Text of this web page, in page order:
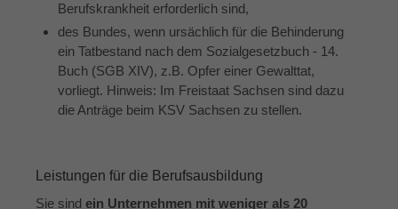
Berufskrankheit erforderlich sind,
des Bundes, wenn ursächlich für die Behinderung
ein Tatbestand nach dem Sozialgesetzbuch - 14.
Buch (SGB XIV), z.B. Opfer einer Gewalttat,
vorliegt. Hinweis: Im Freistaat Sachsen sind dazu
die Anträge beim KSV Sachsen zu stellen.
Leistungen für die Berufsausbildung
Sie sind ein Unternehmen mit weniger als 20